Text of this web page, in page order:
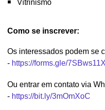
Vitrinismo
Como se inscrever:
Os interessados podem se
- https://forms.gle/
Ou entrar em contato via
- https://bit.ly/3mOmXoC